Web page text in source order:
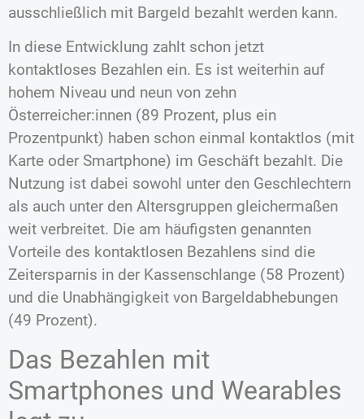
ausschließlich mit Bargeld bezahlt werden kann.
In diese Entwicklung zahlt schon jetzt
kontaktloses Bezahlen ein. Es ist weiterhin auf
hohem Niveau und neun von zehn
Österreicher:innen (89 Prozent, plus ein
Prozentpunkt) haben schon einmal kontaktlos (mit
Karte oder Smartphone) im Geschäft bezahlt. Die
Nutzung ist dabei sowohl unter den Geschlechtern
als auch unter den Altersgruppen gleichermaßen
weit verbreitet. Die am häufigsten genannten
Vorteile des kontaktlosen Bezahlens sind die
Zeitersparnis in der Kassenschlange (58 Prozent)
und die Unabhängigkeit von Bargeldabhebungen
(49 Prozent).
Das Bezahlen mit
Smartphones und Wearables